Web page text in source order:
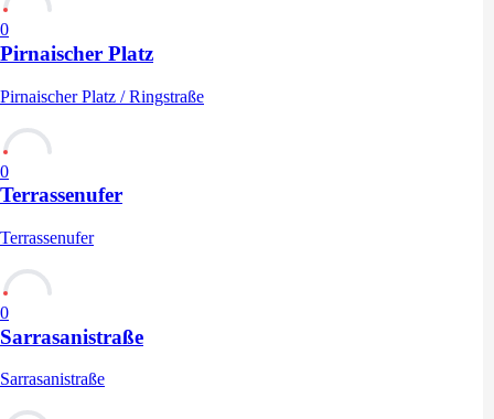
0
Pirnaischer Platz
Pirnaischer Platz / Ringstraße
0
Terrassenufer
Terrassenufer
0
Sarrasanistraße
Sarrasanistraße